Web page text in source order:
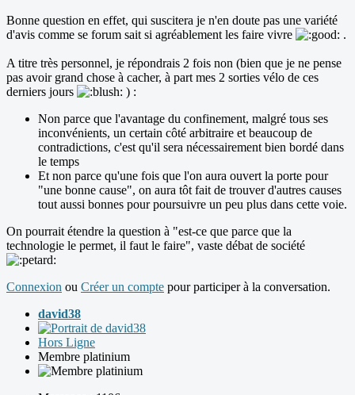
Bonne question en effet, qui suscitera je n'en doute pas une variété
d'avis comme se forum sait si agréablement les faire vivre
.
A titre très personnel, je répondrais 2 fois non (bien que je ne pense
pas avoir grand chose à cacher, à part mes 2 sorties vélo de ces
derniers jours
) :
Non parce que l'avantage du confinement, malgré tous ses
inconvénients, un certain côté arbitraire et beaucoup de
contradictions, c'est qu'il sera nécessairement bien bordé dans
le temps
Et non parce qu'une fois que l'on aura ouvert la porte pour
"une bonne cause", on aura tôt fait de trouver d'autres causes
tout aussi bonnes pour poursuivre un peu plus dans cette voie.
On pourrait étendre la question à "est-ce que parce que la
technologie le permet, il faut le faire", vaste débat de société
Connexion ou Créer un compte pour participer à la conversation.
david38
Hors Ligne
Membre platinium